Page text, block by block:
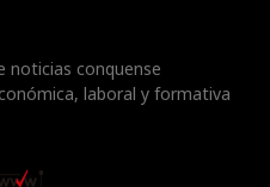
noticias conquense
laboral y formativa